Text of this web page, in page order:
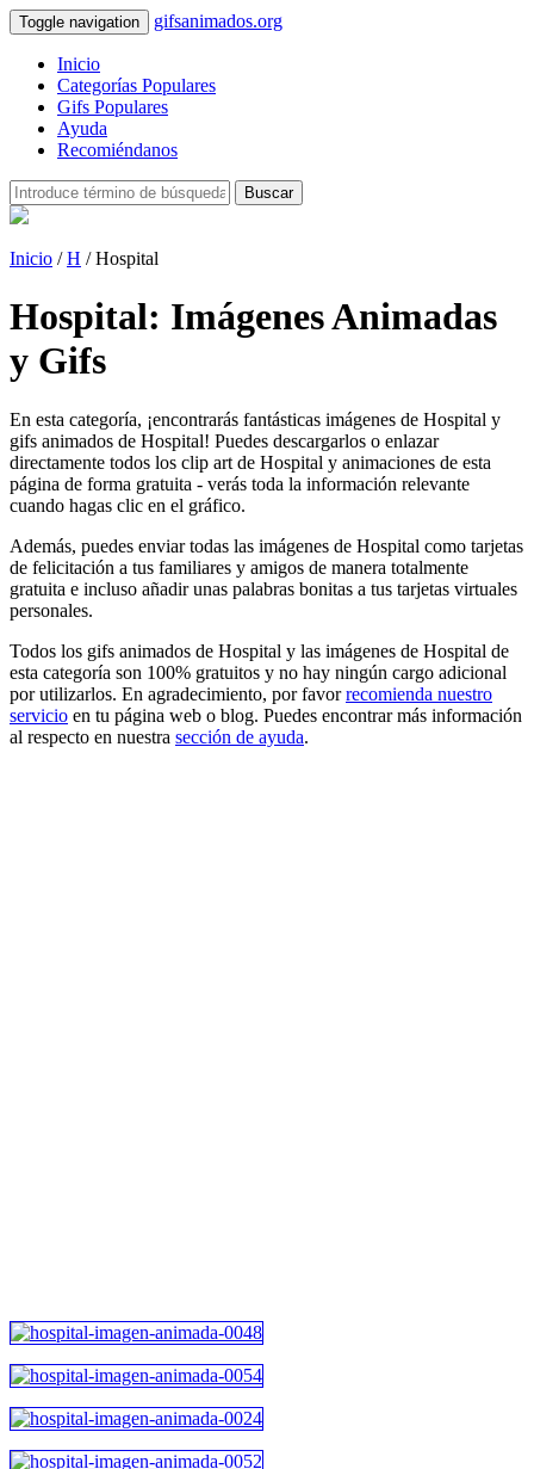
Toggle navigation gifsanimados.org
Inicio
Categorías Populares
Gifs Populares
Ayuda
Recomiéndanos
Buscar
Inicio /H / Hospital
Hospital: Imágenes Animadas
y Gifs
En esta categoría, ¡encontrarás fantásticas imágenes de Hospital y
gifs animados de Hospital! Puedes descargarlos o enlazar
directamente todos los clip art de Hospital y animaciones de esta
página de forma gratuita - verás toda la información relevante
cuando hagas clic en el gráfico.
Además, puedes enviar todas las imágenes de Hospital como tarjetas
de felicitación a tus familiares y amigos de manera totalmente
gratuita e incluso añadir unas palabras bonitas a tus tarjetas virtuales
personales.
Todos los gifs animados de Hospital y las imágenes de Hospital de
esta categoría son 100% gratuitos y no hay ningún cargo adicional
por utilizarlos. En agradecimiento, por favorrecomienda nuestro
servicio en tu página web o blog. Puedes encontrar más información
al respecto en nuestra sección de ayuda.